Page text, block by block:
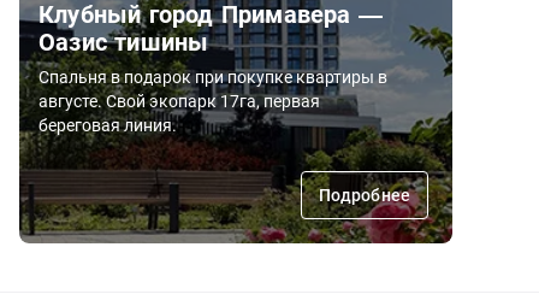
Клубный город Примавера —
Оазис тишины
Спальня в подарок при покупке квартиры в
августе. Свой экопарк 17га, первая
береговая линия.
Подробнее